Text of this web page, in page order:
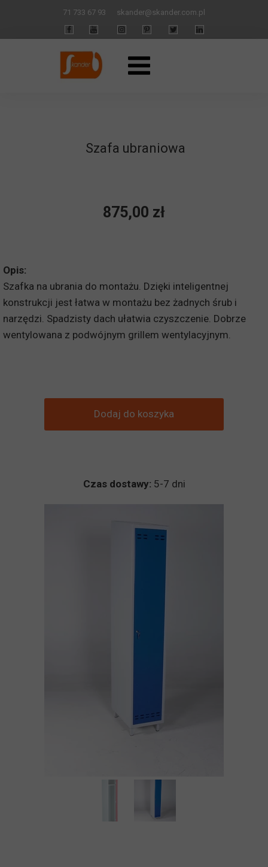
71 733 67 93 skander@skander.com.pl
Szafa ubraniowa
875,00 zł
Opis:
Szafka na ubrania do montażu. Dzięki inteligentnej
konstrukcji jest łatwa w montażu bez żadnych śrub i
narzędzi. Spadzisty dach ułatwia czyszczenie. Dobrze
wentylowana z podwójnym grillem wentylacyjnym.
Dodaj do koszyka
Czas dostawy: 5-7 dni